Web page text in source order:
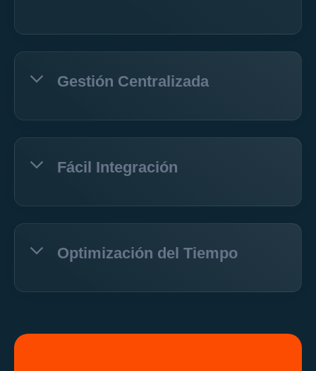
Gestión Centralizada
Fácil Integración
Optimización del Tiempo